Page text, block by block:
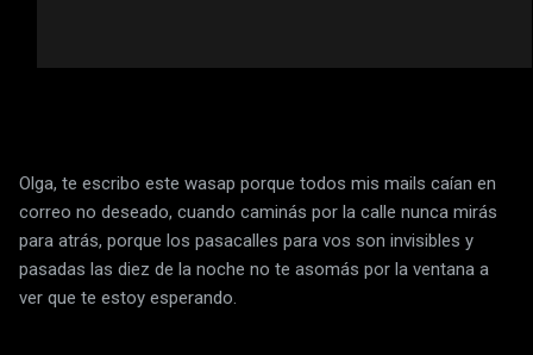
Olga, te escribo este wasap porque todos mis mails caían en
correo no deseado, cuando caminás por la calle nunca mirás
para atrás, porque los pasacalles para vos son invisibles y
pasadas las diez de la noche no te asomás por la ventana a
ver que te estoy esperando.